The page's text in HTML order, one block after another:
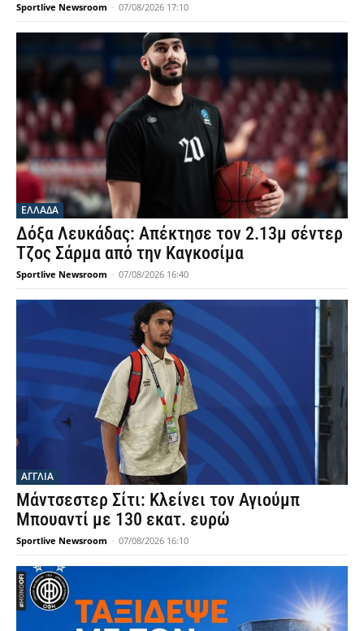
Sportlive Newsroom - 07/08/2026 17:10
ΕΛΛΑΔΑ
Δόξα Λευκάδας: Απέκτησε τον 2.13μ σέντερ
Τζος Σάρμα από την Καγκοσίμα
Sportlive Newsroom - 07/08/2026 16:40
ΑΓΓΛΙΑ
Μάντσεστερ Σίτι: Κλείνει τον Αγιούμπ
Μπουαντί με 130 εκατ. ευρώ
Sportlive Newsroom - 07/08/2026 16:10